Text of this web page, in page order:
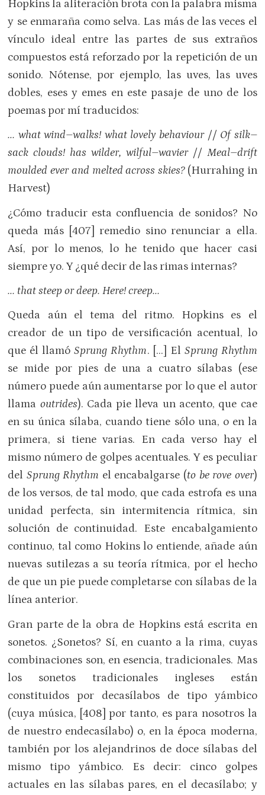
Hopkins la aliteración brota con la palabra misma
y se enmaraña como selva. Las más de las veces el
vínculo ideal entre las partes de sus extraños
compuestos está reforzado por la repetición de un
sonido. Nótense, por ejemplo, las uves, las uves
dobles, eses y emes en este pasaje de uno de los
poemas por mí traducidos:
… what wind–walks! what lovely behaviour // Of silk–
sack clouds! has wilder, wilful–wavier // Meal–drift
moulded ever and melted across skies?(Hurrahing in
Harvest)
¿Cómo traducir esta confluencia de sonidos? No
queda más [407] remedio sino renunciar a ella.
Así, por lo menos, lo he tenido que hacer casi
siempre yo. Y ¿qué decir de las rimas internas?
… that steep or deep. Here! creep…
Queda aún el tema del ritmo. Hopkins es el
creador de un tipo de versificación acentual, lo
que él llamóSprung Rhythm. […] El Sprung Rhythm
se mide por pies de una a cuatro sílabas (ese
número puede aún aumentarse por lo que el autor
llama outrides). Cada pie lleva un acento, que cae
en su única sílaba, cuando tiene sólo una, o en la
primera, si tiene varias. En cada verso hay el
mismo número de golpes acentuales. Y es peculiar
del Sprung Rhythm el encabalgarse (to be rove over)
de los versos, de tal modo, que cada estrofa es una
unidad perfecta, sin intermitencia rítmica, sin
solución de continuidad. Este encabalgamiento
continuo, tal como Hokins lo entiende, añade aún
nuevas sutilezas a su teoría rítmica, por el hecho
de que un pie puede completarse con sílabas de la
línea anterior.
Gran parte de la obra de Hopkins está escrita en
sonetos. ¿Sonetos? Sí, en cuanto a la rima, cuyas
combinaciones son, en esencia, tradicionales. Mas
los sonetos tradicionales ingleses están
constituidos por decasílabos de tipo yámbico
(cuya música, [408] por tanto, es para nosotros la
de nuestro endecasílabo) o, en la época moderna,
también por los alejandrinos de doce sílabas del
mismo tipo yámbico. Es decir: cinco golpes
actuales en las sílabas pares, en el decasílabo; y